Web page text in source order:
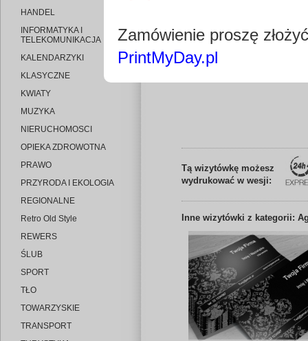
HANDEL
INFORMATYKA I
TELEKOMUNIKACJA
KALENDARZYKI
KLASYCZNE
KWIATY
MUZYKA
NIERUCHOMOSCI
OPIEKA ZDROWOTNA
PRAWO
PRZYRODA I EKOLOGIA
REGIONALNE
Retro Old Style
REWERS
ŚLUB
SPORT
TŁO
TOWARZYSKIE
TRANSPORT
Edytuj
Tą wizytówkę możesz
wydrukować w wesji:
Inne wizytówki z kategorii:
Zamówienie proszę
PrintMyDay.pl